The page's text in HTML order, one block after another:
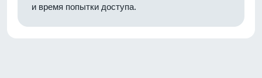
и время попытки доступа.